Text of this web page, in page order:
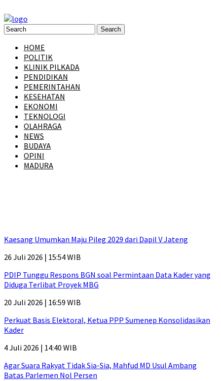
HOME
POLITIK
KLINIK PILKADA
PENDIDIKAN
PEMERINTAHAN
KESEHATAN
EKONOMI
TEKNOLOGI
OLAHRAGA
NEWS
BUDAYA
OPINI
MADURA
Kaesang Umumkan Maju Pileg 2029 dari Dapil V Jateng
26 Juli 2026 | 15:54 WIB
PDIP Tunggu Respons BGN soal Permintaan Data Kader yang
Diduga Terlibat Proyek MBG
20 Juli 2026 | 16:59 WIB
Perkuat Basis Elektoral, Ketua PPP Sumenep Konsolidasikan
Kader
4 Juli 2026 | 14:40 WIB
Agar Suara Rakyat Tidak Sia-Sia, Mahfud MD Usul Ambang
Batas Parlemen Nol Persen